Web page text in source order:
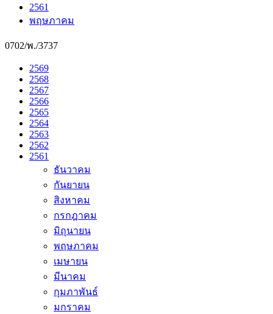
2561
พฤษภาคม
0702/พ./3737
2569
2568
2567
2566
2565
2564
2563
2562
2561
ธันวาคม
กันยายน
สิงหาคม
กรกฎาคม
มิถุนายน
พฤษภาคม
เมษายน
มีนาคม
กุมภาพันธ์
มกราคม